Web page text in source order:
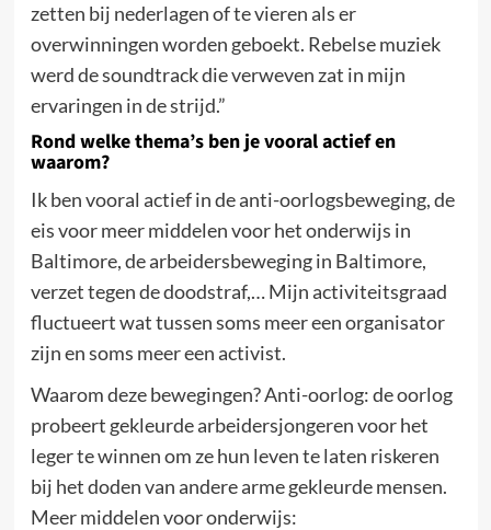
zetten bij nederlagen of te vieren als er
overwinningen worden geboekt. Rebelse muziek
werd de soundtrack die verweven zat in mijn
ervaringen in de strijd.”
Rond welke thema’s ben je vooral actief en
waarom?
Ik ben vooral actief in de anti-oorlogsbeweging, de
eis voor meer middelen voor het onderwijs in
Baltimore, de arbeidersbeweging in Baltimore,
verzet tegen de doodstraf,… Mijn activiteitsgraad
fluctueert wat tussen soms meer een organisator
zijn en soms meer een activist.
Waarom deze bewegingen? Anti-oorlog: de oorlog
probeert gekleurde arbeidersjongeren voor het
leger te winnen om ze hun leven te laten riskeren
bij het doden van andere arme gekleurde mensen.
Meer middelen voor onderwijs: